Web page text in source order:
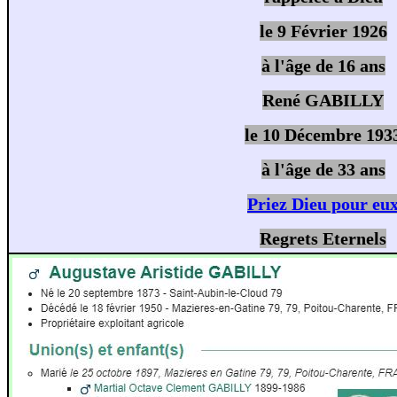
le 9 Février 1926
à l'âge de 16 ans
René GABILLY
le 10 Décembre
à l'âge de 33 ans
Priez Dieu pour
Regrets Eternels